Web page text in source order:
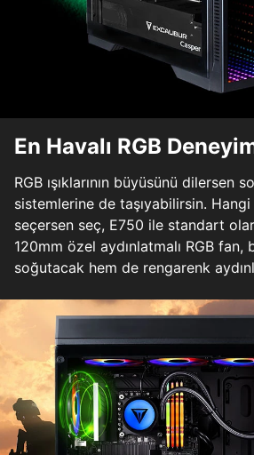
En Havalı RGB
RGB ışıklarının büyüsünü dilersen
sistemlerine de taşıyabilirsin.
seçersen seç, E750 ile standart
120mm özel aydınlatmalı RGB fan,
soğutacak hem de rengarenk